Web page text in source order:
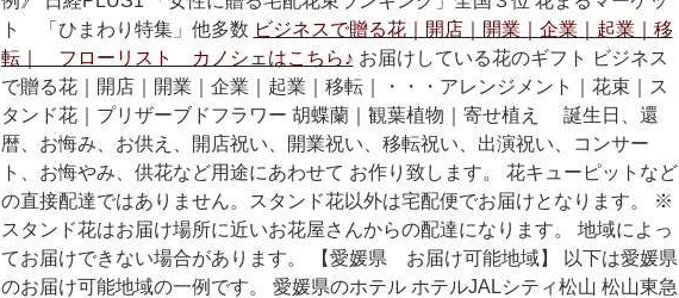
ト 「ひまわり特集」他多数 ビジネスで贈る花｜開店｜開業｜企業｜起業｜移
転｜ フローリスト カノシェはこちら♪ お届けしている花のギフト ビジネス
で贈る花｜開店｜開業｜企業｜起業｜移転｜・・・アレンジメント｜花束｜ス
タンド花｜プリザーブドフラワー 胡蝶蘭｜観葉植物｜寄せ植え 誕生日、還
暦、お悔み、お供え、開店祝い、開業祝い、移転祝い、出演祝い、コンサー
ト、お悔やみ、供花など用途にあわせて お作り致します。 花キューピットなど
の直接配達ではありません。スタンド花以外は宅配便でお届けとなります。 ※
スタンド花はお届け場所に近いお花屋さんからの配達になります。 地域によっ
てお届けできない場合があります。 【愛媛県 お届け可能地域】 以下は愛媛県
のお届け可能地域の一例です。 愛媛県のホテル ホテルJALシティ松山 松山東急